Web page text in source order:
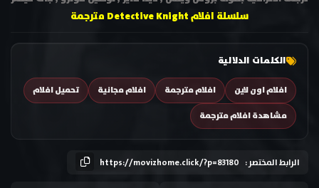
سلسلة افلام Detective Knight مترجمة
الكلمات الدلالية
افلام اون لاين افلام مترجمة افلام مجانية
تحميل افلام
مشاهدة افلام مترجمة
الرابط المختصر : https://movizhome.click/?p=83180